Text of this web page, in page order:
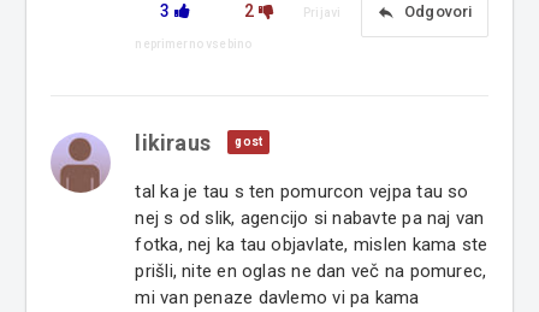
3 2 reply Odgovori
Prijavi
neprimerno vsebino
likiraus gost
tal ka je tau s ten pomurcon vejpa tau so
nej s od slik, agencijo si nabavte pa naj van
fotka, nej ka tau objavlate, mislen kama ste
prišli, nite en oglas ne dan več na pomurec,
mi van penaze davlemo vi pa kama